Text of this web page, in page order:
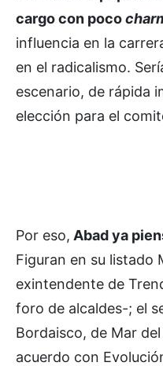
cargo con poco
influencia en la
en el radicalismo.
escenario, de rápida
elección para el
Por eso, Abad ya
Figuran en su listado
exintendente de
foro de alcaldes-; el
Bordaisco, de Mar
acuerdo con